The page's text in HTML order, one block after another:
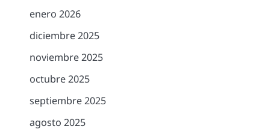
enero 2026
diciembre 2025
noviembre 2025
octubre 2025
septiembre 2025
agosto 2025